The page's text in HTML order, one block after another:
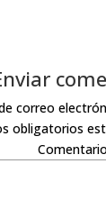
correo
obligatorios
Comentario